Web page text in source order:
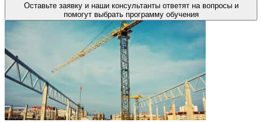
Оставьте заявку и наши консультанты ответят на вопросы и
помогут выбрать программу обучения